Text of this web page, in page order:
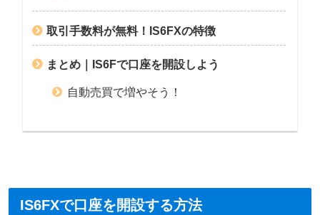
取引手数料が無料！IS6FXの特徴
まとめ｜IS6Fで口座を開設しよう
自動売買で増やそう！
IS6FXで口座を開設する方法